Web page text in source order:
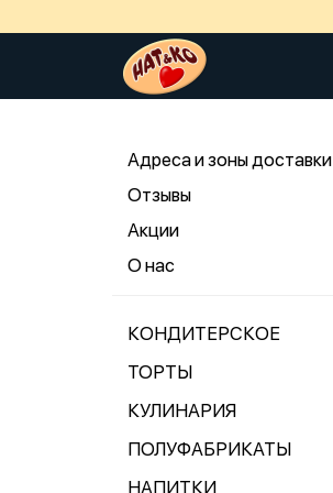
Адреса и зоны доставки
Отзывы
Акции
О нас
КОНДИТЕРСКОЕ
ТОРТЫ
КУЛИНАРИЯ
ПОЛУФАБРИКАТЫ
НАПИТКИ